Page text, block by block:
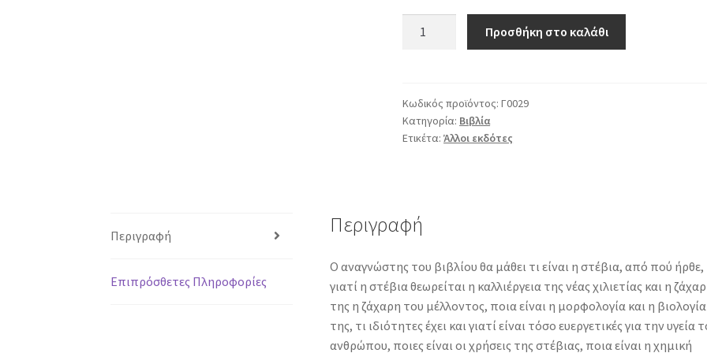
έρευνα
στην
Ελλάδα
Προσθήκη στο καλάθι
Κωδικός προϊόντος:Γ0029
Κατηγορία: Βιβλία
Ετικέτα:Άλλοι εκδότες
Περιγραφή
Επιπρόσθετες Πληροφορίες
Περιγραφή
Ο αναγνώστης του βιβλίου θα μάθει τι είναι η στέβια, από πού ήρθε,
γιατί η στέβια θεωρείται η καλλιέργεια της νέας χιλιετίας και η
της η ζάχαρη του μέλλοντος, ποια είναι η μορφολογία και η βιολογία
της, τι ιδιότητες έχει και γιατί είναι τόσο ευεργετικές για την υγεία
ανθρώπου, ποιες είναι οι χρήσεις της στέβιας, ποια είναι η χημική